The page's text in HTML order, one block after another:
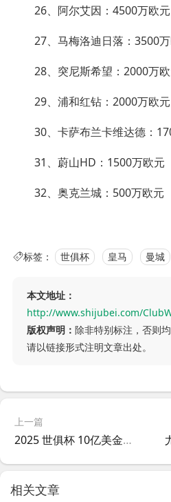
26、阿尔艾因：4500万欧元
27、马梅洛迪日落：3500
28、突尼斯希望：2000万
29、浦和红钻：2000万欧元
30、卡萨布兰卡维达德：
31、蔚山HD：1500万欧元
32、奥克兰城：500万欧元
标签： 世俱杯 皇马 曼城
本文地址：
http://www.shijubei.com/
版权声明： 除非特别标注，否则
请以链接形式注明文章出处。
上一篇
2025 世俱杯 10亿美金如何分？
相关文章